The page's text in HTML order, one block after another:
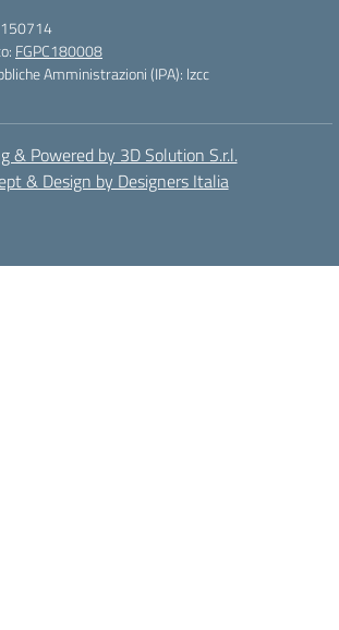
FGPC180008
Amministrazioni (IPA): lzcc
& Powered by 3D Solution S.r.l.
& Design by Designers Italia